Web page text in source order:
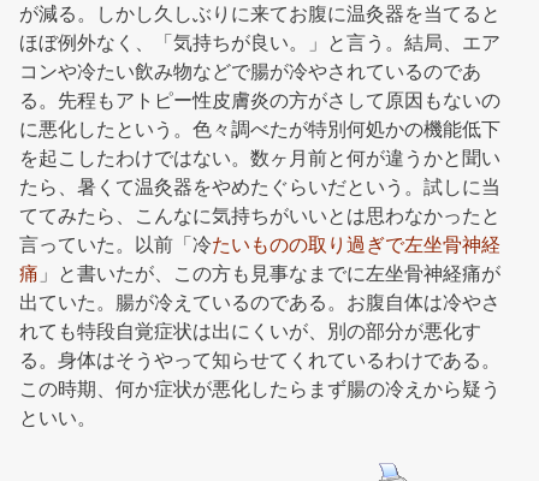
が減る。しかし久しぶりに来てお腹に温灸器を当てると
ほぼ例外なく、「気持ちが良い。」と言う。結局、エア
コンや冷たい飲み物などで腸が冷やされているのであ
る。先程もアトピー性皮膚炎の方がさして原因もないの
に悪化したという。色々調べたが特別何処かの機能低下
を起こしたわけではない。数ヶ月前と何が違うかと聞い
たら、暑くて温灸器をやめたぐらいだという。試しに当
ててみたら、こんなに気持ちがいいとは思わなかったと
言っていた。以前「冷たいものの取り過ぎで左坐骨神経
痛 」と書いたが、この方も見事なまでに左坐骨神経痛が
出ていた。腸が冷えているのである。お腹自体は冷やさ
れても特段自覚症状は出にくいが、別の部分が悪化す
る。身体はそうやって知らせてくれているわけである。
この時期、何か症状が悪化したらまず腸の冷えから疑う
といい。